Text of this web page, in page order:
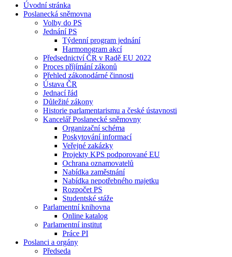
Úvodní stránka
Poslanecká sněmovna
Volby do PS
Jednání PS
Týdenní program jednání
Harmonogram akcí
Předsednictví ČR v Radě EU 2022
Proces příjímání zákonů
Přehled zákonodárné činnosti
Ústava ČR
Jednací řád
Důležité zákony
Historie parlamentarismu a české ústavnosti
Kancelář Poslanecké sněmovny
Organizační schéma
Poskytování informací
Veřejné zakázky
Projekty KPS podporované EU
Ochrana oznamovatelů
Nabídka zaměstnání
Nabídka nepotřebného majetku
Rozpočet PS
Studentské stáže
Parlamentní knihovna
Online katalog
Parlamentní institut
Práce PI
Poslanci a orgány
Předseda